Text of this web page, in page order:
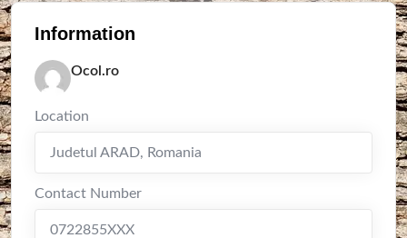
Information
Ocol.ro
Location
Judetul ARAD, Romania
Contact Number
0722855XXX